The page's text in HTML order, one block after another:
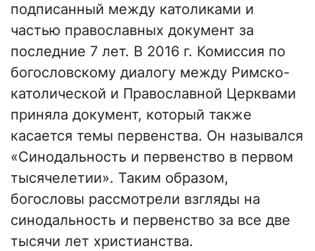
подписанный между католиками и
частью православных документ за
последние 7 лет. В 2016 г. Комиссия по
богословскому диалогу между Римско-
католической и Православной Церквами
приняла документ, который также
касается темы первенства. Он назывался
«Синодальность и первенство в первом
тысячелетии». Таким образом,
богословы рассмотрели взгляды на
синодальность и первенство за все две
тысячи лет христианства.